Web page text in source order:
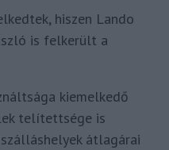
hiszen Lando
is felkerült a
kiemelkedő
telítettsége is
átlagárai